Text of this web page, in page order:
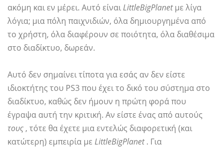
ακόμη και εν μέρει. Αυτό είναιLittleBigPlanetμε λίγα
λόγια; μια πόλη παιχνιδιών, όλα δημιουργημένα από
το χρήστη, όλα διαφέρουν σε ποιότητα, όλα διαθέσιμα
στο διαδίκτυο, δωρεάν.
Αυτό δεν σημαίνει τίποτα για εσάς αν δεν είστε
ιδιοκτήτης του PS3 που έχει το δικό του σύστημα στο
διαδίκτυο, καθώς δεν ήμουν η πρώτη φορά που
έγραψα αυτή την κριτική. Αν είστε ένας από αυτούς
τους , τότε θα έχετε μια εντελώς διαφορετική (και
κατώτερη) εμπειρία με LittleBigPlanet. Για